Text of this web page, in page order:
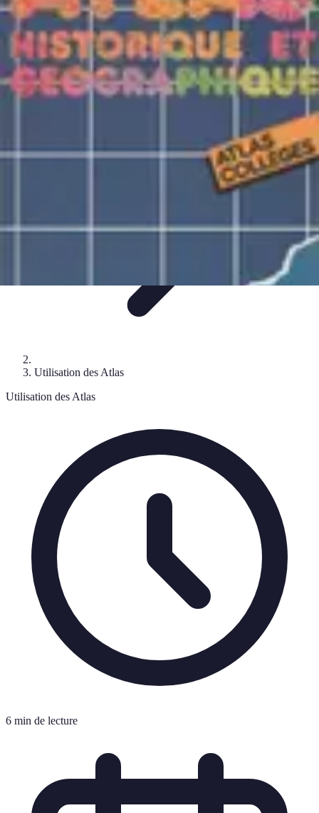
Atlas Géographique
Tendances
Perception et UtilisationGuide d'achat
Éducation et
ApprentissageAtlas Thématiques
Atlas Géographique
Utilisation des Atlas
Utilisation des Atlas
6 min de lecture